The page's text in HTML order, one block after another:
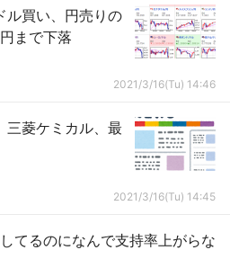
ル買い、円売りの
まで下落
2021/3/16(Tu) 14:46
三菱ケミカル、最
2021/3/16(Tu) 14:45
てるのになんで支持率上がらな